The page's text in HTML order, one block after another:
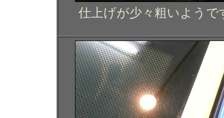
仕上げが少々粗いようで